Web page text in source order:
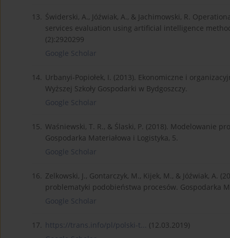
13. Świderski, A., Jóźwiak, A., & Jachimowski, R.
services evaluation using artificial intelligence
(2):2920299
Google Scholar
14. Urbanyi-Popiołek, I. (2013). Ekonomiczne i
Wyższej Szkoły Gospodarki w Bydgoszczy.
Google Scholar
15. Waśniewski, T. R., & Ślaski, P. (2018). Modelowanie
Gospodarka Materiałowa i Logistyka, 5.
Google Scholar
16. Zelkowski, J., Gontarczyk, M., Kijek, M., & Jóźwiak, A.
problematyki podobieństwa procesów. Gospodarka
Google Scholar
17. https://trans.info/pl/polski-t...
(12.03.2019)